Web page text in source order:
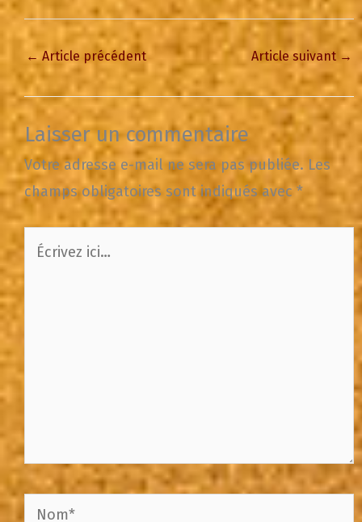
← Article précédent Article suivant →
Laisser un commentaire
Votre adresse e-mail ne sera pas publiée. Les
champs obligatoires sont indiqués avec*
Écrivez
Nom*